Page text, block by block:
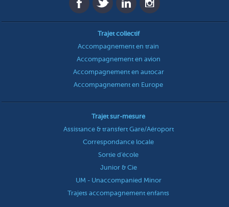
Trajet collectif
Accompagnement en train
Accompagnement en avion
Accompagnement en autocar
Accompagnement en Europe
Trajet sur-mesure
Assistance & transfert Gare/Aéroport
Correspondance locale
Sortie d'école
Junior & Cie
UM - Unaccompanied Minor
Trajets accompagnement enfants